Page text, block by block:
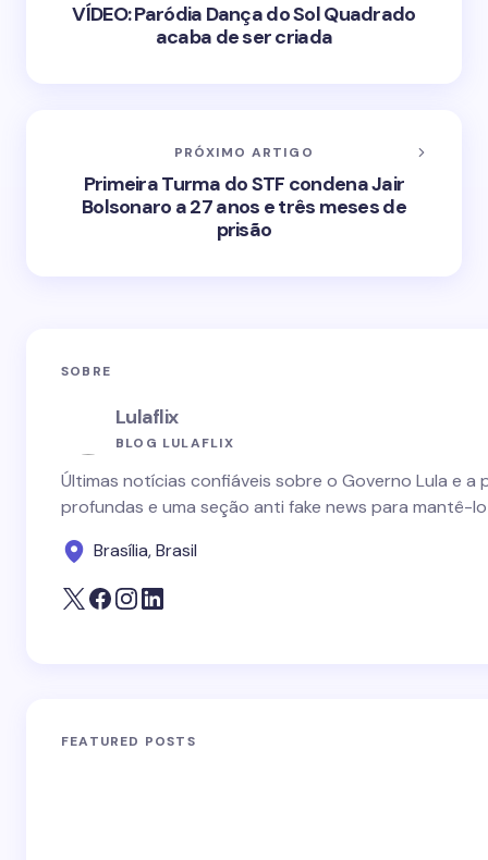
VÍDEO: Paródia Dança do Sol Quadrado
acaba de ser criada
PRÓXIMO ARTIGO
Primeira Turma do STF condena Jair
Bolsonaro a 27 anos e três meses de
prisão
SOBRE
Lulaflix
BLOG LULAFLIX
Últimas notícias confiáveis sobre o Governo Lula e
profundas e uma seção anti fake news para mantê-
Brasília, Brasil
FEATURED POSTS